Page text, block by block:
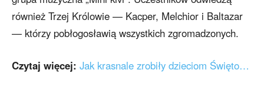
również Trzej Królowie — Kacper, Melchior i Baltazar
— którzy pobłogosławią wszystkich zgromadzonych.
Czytaj więcej: Jak krasnale zrobiły dzieciom Święto…